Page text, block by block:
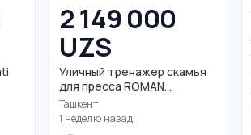
2 149 000
UZS
Уличный тренажер скамья
для пресса ROMAN...
Ташкент
1 неделю назад